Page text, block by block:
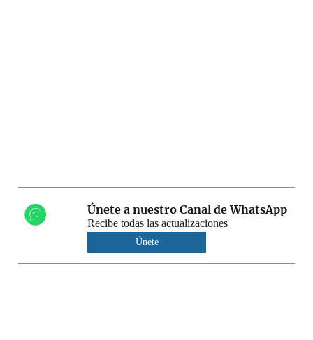
Únete a nuestro Canal de WhatsApp
Recibe todas las actualizaciones
Únete